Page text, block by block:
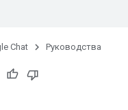
Chat Руководства